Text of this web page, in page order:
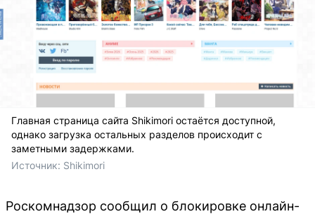
Главная страница сайта Shikimori остаётся доступной,
однако загрузка остальных разделов происходит с
заметными задержками.
Источник: Shikimori
Роскомнадзор сообщил о блокировке онлайн-